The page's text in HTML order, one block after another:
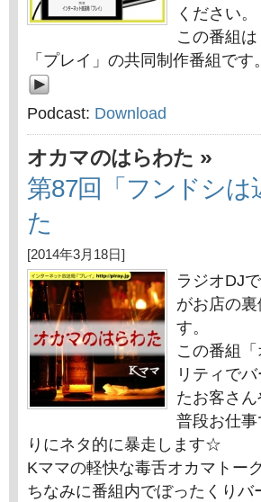
ください。
この番組
「プレイ」の共同制作番組です。
Podcast: Download
オカマのはらわた »
第87回「フンドシ
た
[2014年3月18日]
ラジオDJ
がお店の
す。
この番組
リティで
たお客さ
普段お仕
りにネタ的に暴走します☆
Kママの軽快な毒舌オカマトー
ちなみに番組内でぼったくり